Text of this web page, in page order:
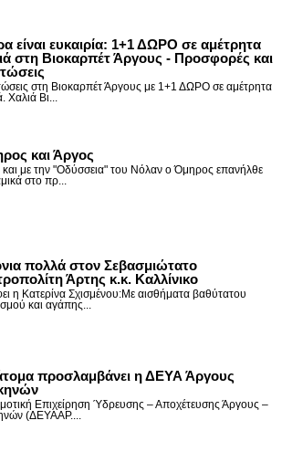
είναι ευκαιρία: 1+1 ΔΩΡΟ σε αμέτρητα
στη Βιοκαρπέτ Άργους - Προσφορές και
στη Βιοκαρπέτ Άργους με 1+1 ΔΩΡΟ σε αμέτρητα
Χαλιά Βι...
και Άργος
και με την "Οδύσσεια" του Νόλαν ο Όμηρος επανήλθε
στο πρ...
πολλά στον Σεβασμιώτατο
Άρτης κ.κ. Καλλίνικο
η Κατερίνα Σχισμένου:Με αισθήματα βαθύτατου
και αγάπης...
προσλαμβάνει η ΔΕΥΑ Άργους
Επιχείρηση Ύδρευσης – Αποχέτευσης Άργους –
(ΔΕΥΑΑΡ....